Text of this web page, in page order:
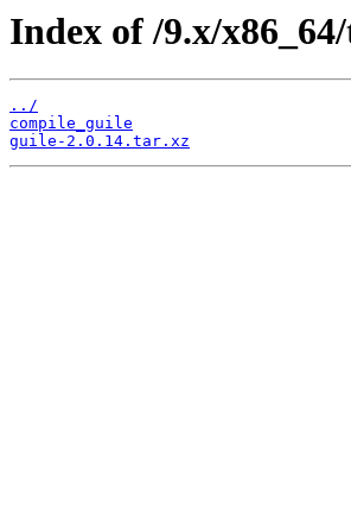
Index of /9.x/
../
compile_guile
guile-2.0.14.tar.xz